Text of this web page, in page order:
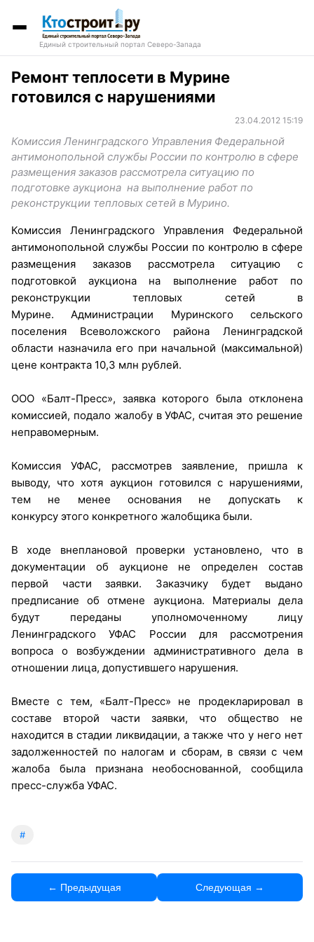
Единый строительный портал Северо-Запада
Ремонт теплосети в Мурине
готовился с нарушениями
23.04.2012 15:19
Комиссия Ленинградского Управления Федеральной
антимонопольной службы России по контролю в сфере
размещения заказов рассмотрела ситуацию по
подготовке аукциона на выполнение работ по
реконструкции тепловых сетей в Мурино.
Комиссия Ленинградского Управления Федеральной
антимонопольной службы России по контролю в сфере
размещения заказов рассмотрела ситуацию с
подготовкой аукциона на выполнение работ по
реконструкции тепловых сетей в
Мурине. Администрации Муринского сельского
поселения Всеволожского района Ленинградской
области назначила его при начальной (максимальной)
цене контракта 10,3 млн рублей.
ООО «Балт-Пресс», заявка которого была отклонена
комиссией, подало жалобу в УФАС, считая это решение
неправомерным.
Комиссия УФАС, рассмотрев заявление, пришла к
выводу, что хотя аукцион готовился с нарушениями,
тем не менее основания не допускать к
конкурсу этого конкретного жалобщика были.
В ходе внеплановой проверки установлено, что в
документации об аукционе не определен состав
первой части заявки. Заказчику будет выдано
предписание об отмене аукциона. Материалы дела
будут переданы уполномоченному лицу
Ленинградского УФАС России для рассмотрения
вопроса о возбуждении административного дела в
отношении лица, допустившего нарушения.
Вместе с тем, «Балт-Пресс» не продекларировал в
составе второй части заявки, что общество не
находится в стадии ликвидации, а также что у него нет
задолженностей по налогам и сборам, в связи с чем
жалоба была признана необоснованной, сообщила
пресс-служба УФАС.
#
← Предыдущая Следующая →